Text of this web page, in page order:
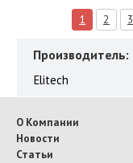
1 2 3
Производитель:
Elitech
О Компании
Новости
Статьи